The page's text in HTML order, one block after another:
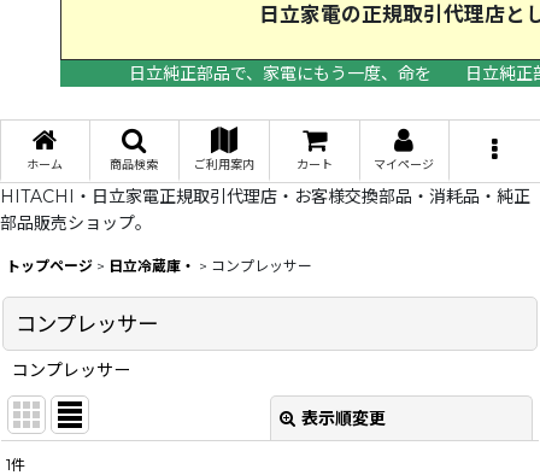
日立家電の正規取引代理店
日立純正部品で、家電にもう一度、命を
日立純
ホーム 商品検索 ご利用案内 カート マイページ
HITACHI・日立家電正規取引代理店・お客様交換部品・消耗品・純正
部品販売ショップ。
トップページ > 日立冷蔵庫・ > コンプレッサー
コンプレッサー
コンプレッサー
表示順変更
1件